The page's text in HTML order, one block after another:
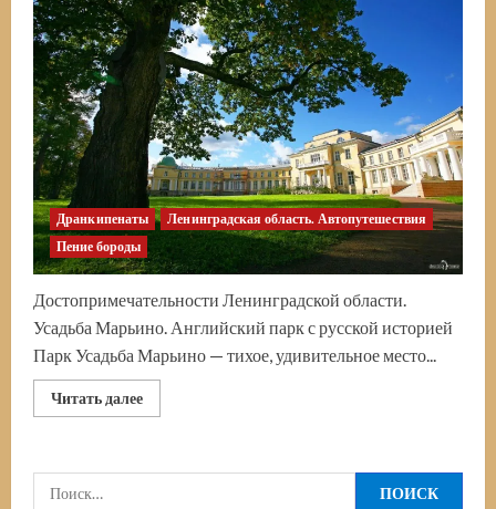
Дранкипенаты
Ленинградская область. Автопутешествия
Пение бороды
Достопримечательности Ленинградской области.
Усадьба Марьино. Английский парк с русской историей
Парк Усадьба Марьино — тихое, удивительное место...
Читать далееПрочитать
больше
Марьино.
Найти: